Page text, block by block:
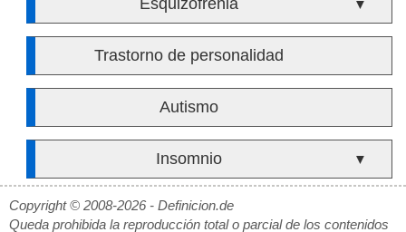
Esquizofrenia ▼
Trastorno de personalidad
Autismo
Insomnio ▼
Copyright © 2008-2026 - Definicion.de
Queda prohibida la reproducción total o parcial de los contenidos